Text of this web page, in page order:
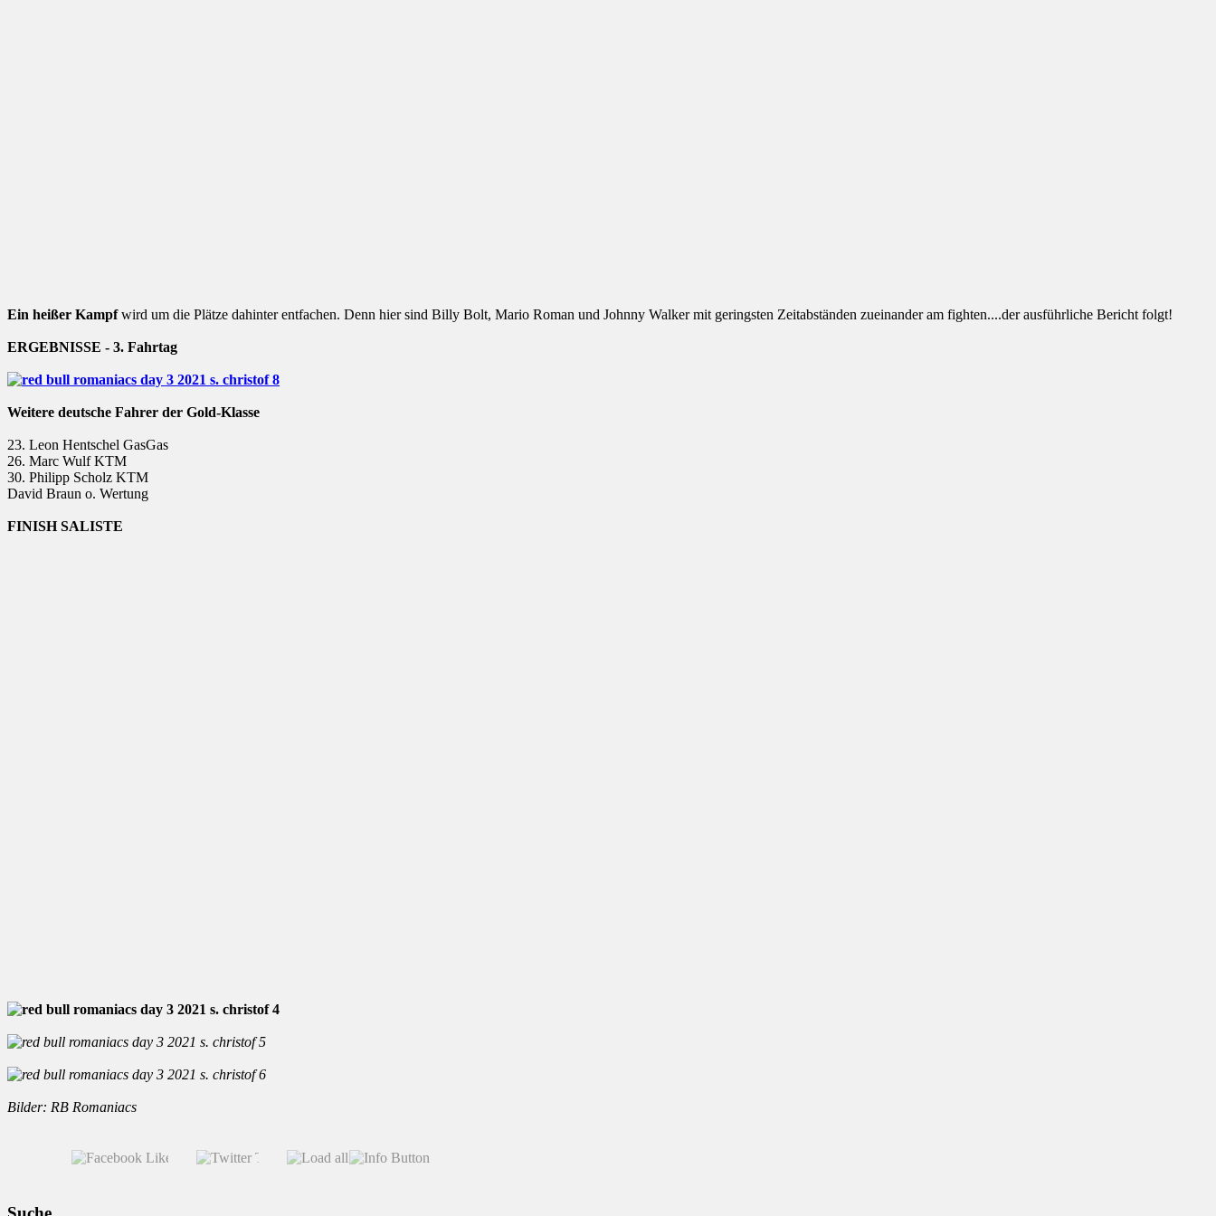
Ein heißer Kampfwird um die Plätze dahinter entfachen. Denn hier sind Billy Bolt, Mario Roman und Johnny Walker mit geringsten Zeitabständen zueinander am fighten....der ausführliche Bericht folgt!
ERGEBNISSE - 3. Fahrtag
Weitere deutsche Fahrer der Gold-Klasse
23. Leon Hentschel GasGas
26. Marc Wulf KTM
30. Philipp Scholz KTM
David Braun o. Wertung
FINISH SALISTE
Bilder: RB Romaniacs